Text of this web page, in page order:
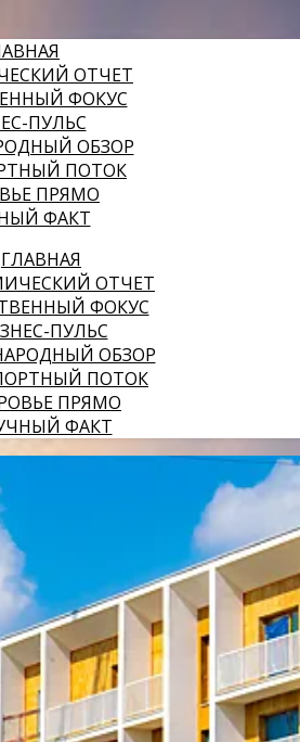
ОТЧЕТ
ФОКУС
ПУЛЬС
ОБЗОР
ПОТОК
ПРЯМО
ФАКТ
ГЛАВНАЯ
ОТЧЕТ
ФОКУС
ПУЛЬС
ОБЗОР
ПОТОК
ПРЯМО
ФАКТ